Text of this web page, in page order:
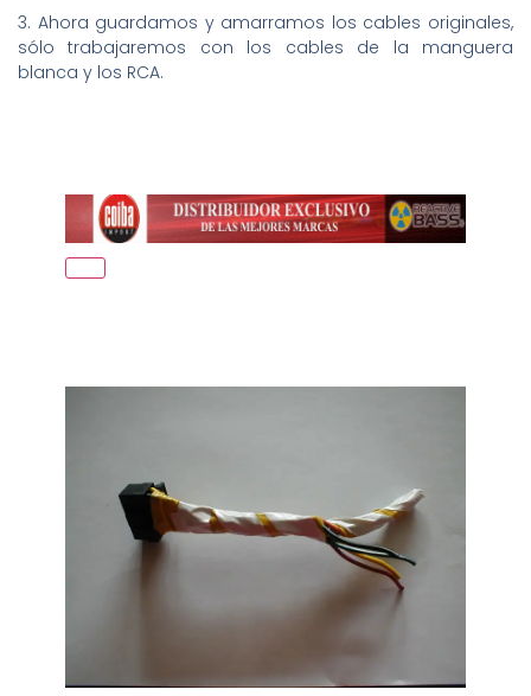
3. Ahora guardamos y amarramos los cables originales,
sólo trabajaremos con los cables de la manguera
blanca y los RCA.